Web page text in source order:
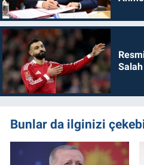
Bunlar da ilginizi